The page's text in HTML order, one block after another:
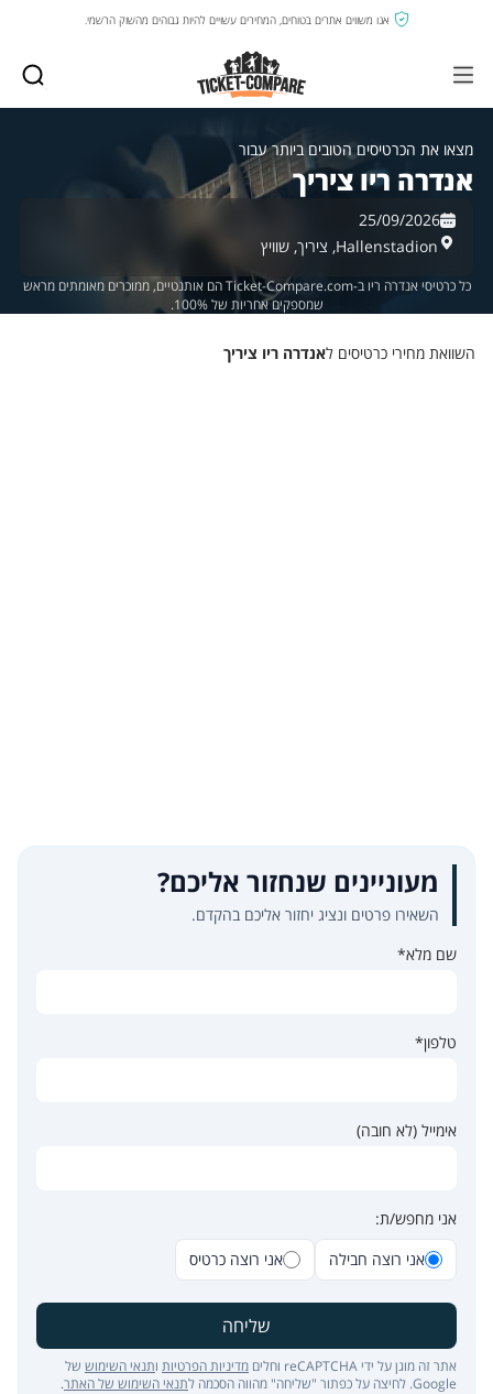
אנו משווים אתרים בטוחים, המחירים עשויים להיות גבוהים מהשוק הרשמי.
מצאו את הכרטיסים הטובים ביותר עבור
אנדרה ריו ציריך
25/09/2026
Hallenstadion, ציריך, שוויץ
כל כרטיסי אנדרה ריו ב-Ticket-Compare.com הם אותנטיים, ממוכרים מאומתים מראש
שמספקים אחריות של 100%.
השוואת מחירי כרטיסים לאנדרה ריו ציריך
מעוניינים שנחזור אליכם?
השאירו פרטים ונציג יחזור אליכם בהקדם.
שם מלא*
טלפון*
אימייל (לא חובה)
אני מחפש/ת:
אני רוצה חבילה
אני רוצה כרטיס
שליחה
אתר זה מוגן על ידי reCAPTCHA וחלים מדיניות הפרטיות ותנאי השימוש של
Google. לחיצה על כפתור "שליחה" מהווה הסכמה ל
תנאי השימוש של האתר.